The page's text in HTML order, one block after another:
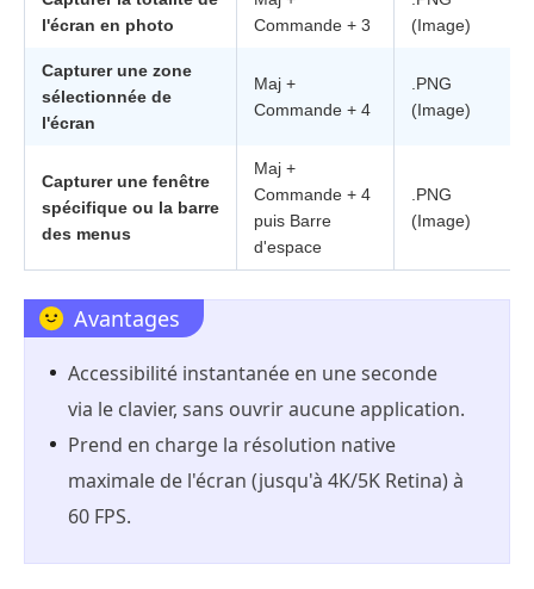
l'écran en photo
Commande + 3
(Image)
Capturer une zone
sélectionnée de
l'écran
Maj +
Commande + 4
.PNG
(Image)
Capturer une fenêtre
spécifique ou la barre
des menus
Maj +
Commande + 4
puis Barre
d'espace
.PNG
(Image)
Avantages
Accessibilité instantanée en une seconde
via le clavier, sans ouvrir aucune application.
Prend en charge la résolution native
maximale de l'écran (jusqu'à 4K/5K Retina) à
60 FPS.